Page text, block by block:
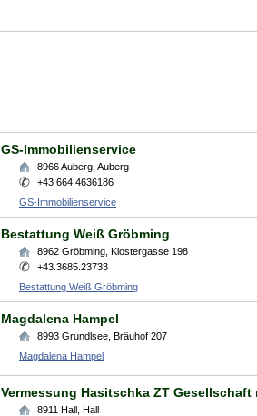
GS-Immobilienservice
8966Auberg Auberg
+43 664 4636186
GS-Immobilienservice
Bestattung Weiß Gröbming
8962 Gröbming Klostergasse 198
+43.3685.23733
Bestattung Weiß Gröbming
Magdalena Hampel
8993 Grundlsee Bräuhof 207
Magdalena Hampel
Vermessung Hasitschka ZT Gesellschaft
8911 Hall Hall